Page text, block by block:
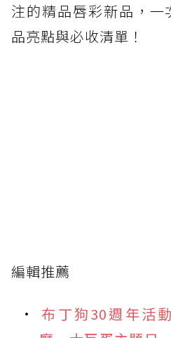
注的精品唇彩新品，
品亮點與必收清單！
編輯推薦
布丁狗30週年活